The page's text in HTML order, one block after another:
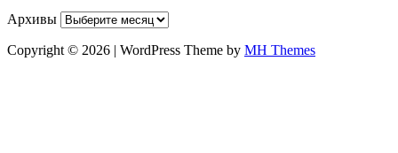
Архивы
Copyright © 2026 | WordPress Theme by MH Themes